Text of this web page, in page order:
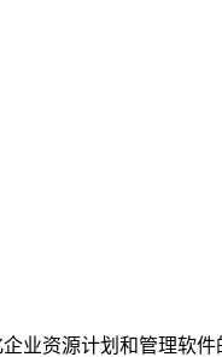
业资源计划和管理软